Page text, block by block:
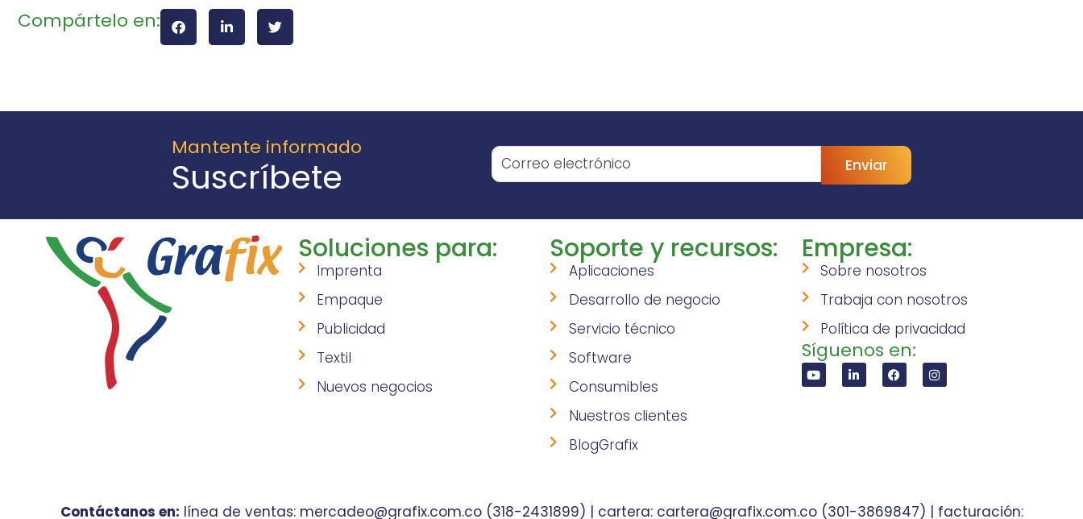
Compártelo en:
Mantente informado
Suscríbete Enviar
Soluciones para:
Imprenta
Empaque
Publicidad
Textil
Nuevos negocios
Soporte y recursos:
Aplicaciones
Desarrollo de negocio
Servicio técnico
Software
Consumibles
Nuestros clientes
BlogGrafix
Empresa:
Sobre nosotros
Trabaja con nosotros
Política de privacidad
Síguenos en:
Contáctanos en: línea de ventas: mercadeo@grafix.com.co (318-2431899) | cartera: cartera@grafix.com.co (301-3869847) | facturación: